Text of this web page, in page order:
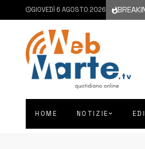
GIOVEDÌ 6 AGOSTO 20266 AGOSTO 2026
HOME NOTIZIE